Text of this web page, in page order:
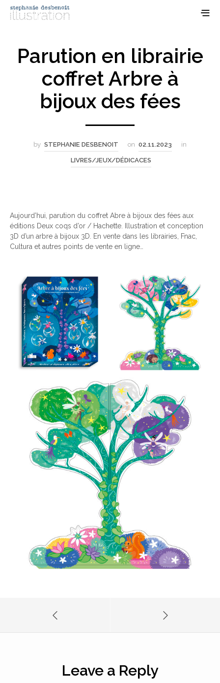
Parution en librairie
coffret Arbre à
bijoux des fées
by STEPHANIE DESBENOIT on 02.11.2023 in
LIVRES/JEUX/DÉDICACES
Aujourd’hui, parution du coffret Abre à bijoux des fées aux
éditions Deux coqs d’or / Hachette. Illustration et conception
3D d’un arbre à bijoux 3D. En vente dans les librairies, Fnac,
Cultura et autres points de vente en ligne…
Leave a Reply